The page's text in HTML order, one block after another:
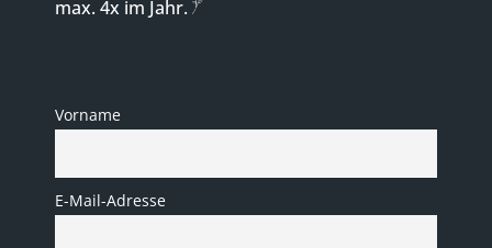
max. 4x im Jahr.
Vorname
E-Mail-Adresse